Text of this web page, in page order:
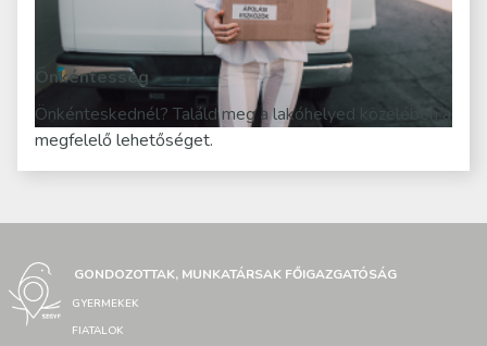
Önkéntesség
Önkénteskednél? Találd meg a lakóhelyed közelében a
megfelelő lehetőséget.
GONDOZOTTAK, MUNKATÁRSAK FŐIGAZGATÓSÁG
GYERMEKEK
FIATALOK